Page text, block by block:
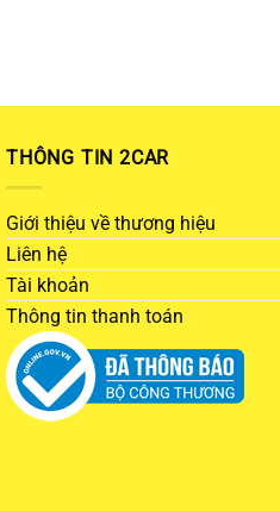
THÔNG TIN 2CAR
Giới thiệu về thương hiệu
Liên hệ
Tài khoản
Thông tin thanh toán